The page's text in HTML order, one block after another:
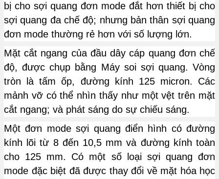
bị cho sợi quang đơn mode đắt hơn thiết bị cho
sợi quang đa chế độ; nhưng bản thân sợi quang
đơn mode thường rẻ hơn với số lượng lớn.
Mặt cắt ngang của đầu dây cáp quang đơn chế
độ, được chụp bằng Máy soi sợi quang. Vòng
tròn là tấm ốp, đường kính 125 micron. Các
mảnh vỡ có thể nhìn thấy như một vệt trên mặt
cắt ngang; và phát sáng do sự chiếu sáng.
Một đơn mode sợi quang điển hình có đường
kính lõi từ 8 đến 10,5 mm và đường kính toàn
cho 125 mm. Có một số loại sợi quang đơn
mode đặc biệt đã được thay đổi về mặt hóa học